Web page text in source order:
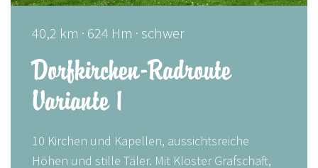
Dorfkirchen-Radroute
Variante 1
40,2 km · 624 Hm · schwer
10 Kirchen und Kapellen, aussichtsreiche
Höhen und stille Täler. Mit Kloster Grafschaft,